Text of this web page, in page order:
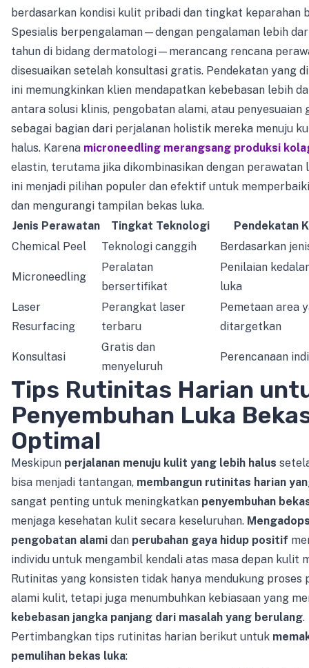
berdasarkan kondisi kulit pribadi dan tingkat keparahan
Spesialis berpengalaman—dengan pengalaman lebih
tahun di bidang dermatologi—merancang rencana
disesuaikan setelah konsultasi gratis. Pendekatan yang
ini memungkinkan klien mendapatkan kebebasan lebih
antara solusi klinis, pengobatan alami, atau penyesuaian
sebagai bagian dari perjalanan holistik mereka menuju
halus. Karena microneedling merangsang produksi
elastin, terutama jika dikombinasikan dengan perawatan
ini menjadi pilihan populer dan efektif untuk
dan mengurangi tampilan bekas luka.
Jenis Perawatan
Tingkat Teknologi
Pendekatan
Chemical Peel
Teknologi canggih Berdasarkan
Microneedling
Peralatan
bersertifikat
Penilaian
luka
Laser
Resurfacing
Perangkat laser
terbaru
Pemetaan area
ditargetkan
Konsultasi
Gratis dan
menyeluruh
Perencanaan
Tips Rutinitas Harian
Penyembuhan Luka
Optimal
Meskipun perjalanan menuju kulit yang lebih halus
bisa menjadi tantangan, membangun rutinitas harian
sangat penting untuk meningkatkan penyembuhan
menjaga kesehatan kulit secara keseluruhan.
pengobatan alami dan perubahan gaya hidup positif
individu untuk mengambil kendali atas masa depan kulit
Rutinitas yang konsisten tidak hanya mendukung proses
alami kulit, tetapi juga menumbuhkan kebiasaan yang
kebebasan jangka panjang dari masalah yang berulang.
Pertimbangkan tips rutinitas harian berikut untuk
pemulihan bekas luka: